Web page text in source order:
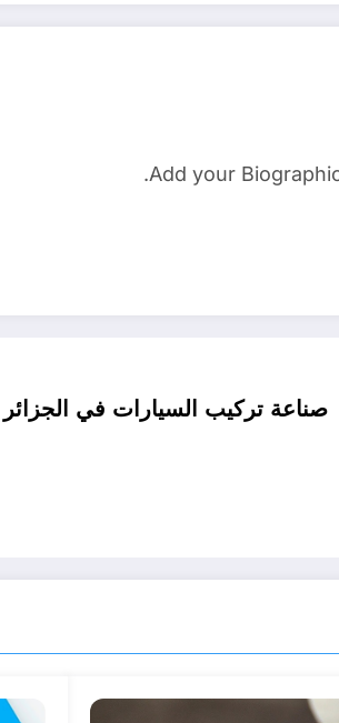
Add your
صناعة تركيب السيارات في الجزائر